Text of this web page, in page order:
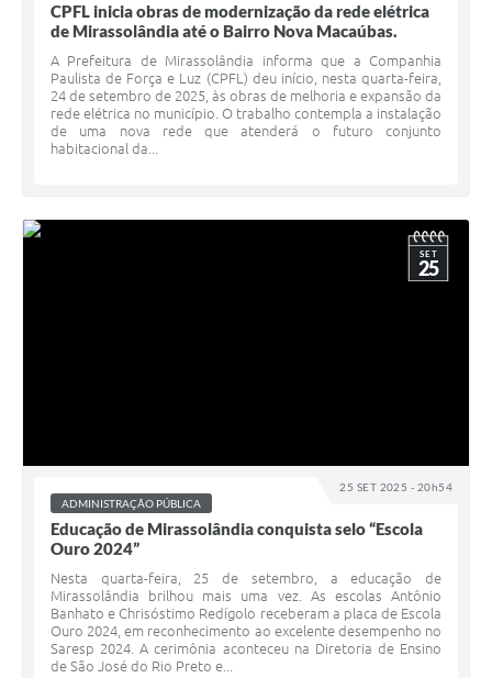
CPFL inicia obras de modernização da rede elétrica
de Mirassolândia até o Bairro Nova Macaúbas.
A Prefeitura de Mirassolândia informa que a Companhia
Paulista de Força e Luz (CPFL) deu início, nesta quarta-feira,
24 de setembro de 2025, às obras de melhoria e expansão da
rede elétrica no município. O trabalho contempla a instalação
de uma nova rede que atenderá o futuro conjunto
habitacional da...
25 SET 2025 - 20h54
SET
25
ADMINISTRAÇÃO PÚBLICA
Educação de Mirassolândia conquista selo “Escola
Ouro 2024”
Nesta quarta-feira, 25 de setembro, a educação de
Mirassolândia brilhou mais uma vez. As escolas Antônio
Banhato e Chrisóstimo Redígolo receberam a placa de Escola
Ouro 2024, em reconhecimento ao excelente desempenho no
Saresp 2024. A cerimônia aconteceu na Diretoria de Ensino
de São José do Rio Preto e...